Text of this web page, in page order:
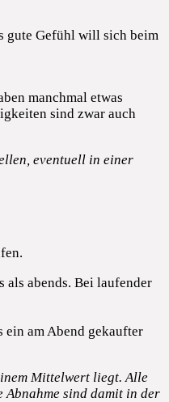
gute Gefühl will sich beim
manchmal etwas
sind zwar auch
eventuell in einer
als abends. Bei laufender
ein am Abend gekaufter
Mittelwert liegt. Alle
Abnahme sind damit in der